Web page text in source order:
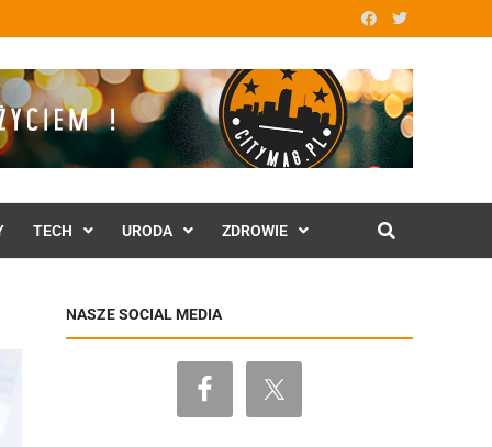
TECH URODA ZDROWIE
NASZE SOCIAL MEDIA